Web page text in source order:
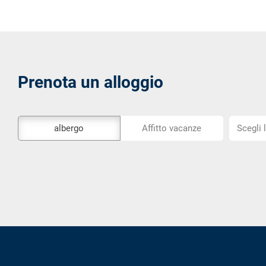
Prenota un alloggio
strumento
albergo Affitto vacanze
Scegli
Scegli